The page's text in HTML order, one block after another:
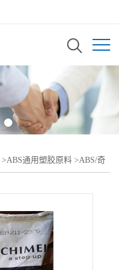
>ABS通用塑胶原料 >ABS/奇